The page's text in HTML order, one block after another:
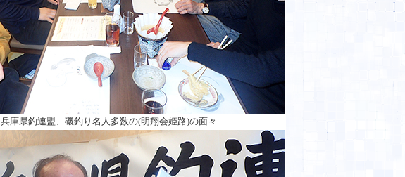
兵庫県釣連盟、磯釣り名人多数の(明翔会姫路)の面々